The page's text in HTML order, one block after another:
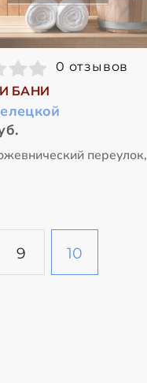
0 отзывов
БАНИ
переулок,
9 10